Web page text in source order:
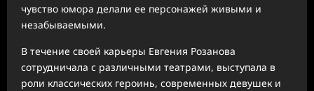
чувство юмора делали ее персонажей живыми и
незабываемыми.
В течение своей карьеры Евгения Розанова
сотрудничала с различными театрами, выступала в
роли классических героинь, современных девушек и